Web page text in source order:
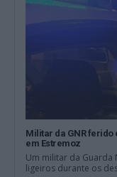
Militar da GNR
em Estremoz
Um militar da Guarda
ligeiros durante os